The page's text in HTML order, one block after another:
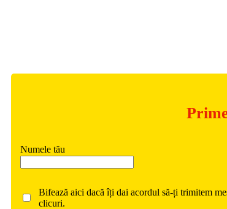
Numele tău
Bifează aici dacă îți dai acordul să-ți trimitem
clicuri.